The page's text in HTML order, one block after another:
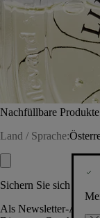
Nachfüllbare Produkte
Land / Sprache:
Sichern Sie sich
Als Newsletter-